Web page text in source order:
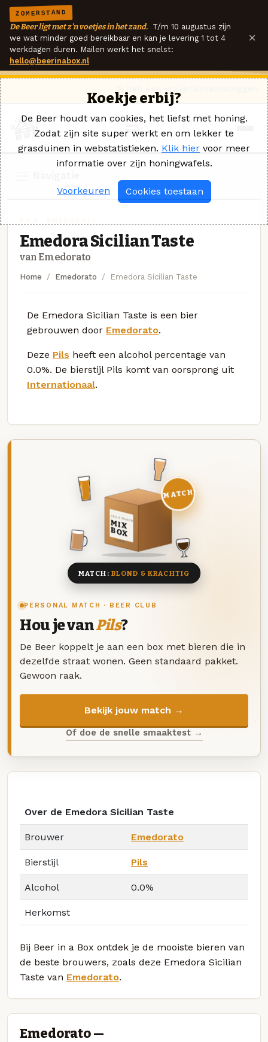
ZOMERSTAND
De Beer ligt met z'n voetjes in het zand. T/m 10 augustus zijn
we wat minder goed bereikbaar en kan je levering 1 tot 4
werkdagen duren. Mailen werkt het snelst:
hello@beerinabox.nl
×
Emedora Sicilian Taste
van Emedorato
Home Emedorato Emedora Sicilian Taste
De Emedora Sicilian Taste is een bier
gebrouwen door Emedorato.
Deze Pils heeft een alcohol percentage van
0.0%. De bierstijl Pils komt van oorsprong uit
Internationaal.
PERSONAL MATCH · BEER CLUB
Hou je vanPils?
De Beer koppelt je aan een box met bieren die in
dezelfde straat wonen. Geen standaard pakket.
Gewoon raak.
Bekijk jouw match →
Of doe de snelle smaaktest →
DEZE MAAND
MIX
BOX
8 BIEREN
MATCH
MATCH: BLOND & KRACHTIG
Over de Emedora Sicilian Taste
Brouwer Emedorato
Bierstijl Pils
Alcohol 0.0%
Herkomst
Bij Beer in a Box ontdek je de mooiste bieren van
de beste brouwers, zoals deze Emedora Sicilian
Taste van Emedorato.
Emedorato —
Koekje erbij?
De Beer houdt van cookies, het liefst met honing.
Zodat zijn site super werkt en om lekker te
grasduinen in webstatistieken. Klik hier voor meer
informatie over zijn honingwafels.
Voorkeuren Cookies toestaan